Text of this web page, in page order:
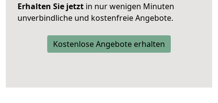
Erhalten Sie jetzt in nur wenigen Minuten
unverbindliche und kostenfreie Angebote.
Kostenlose Angebote erhalten